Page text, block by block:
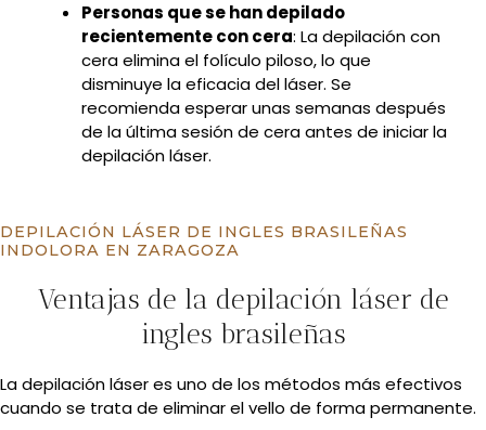
Personas que se han depilado
recientemente con cera: La depilación con
cera elimina el folículo piloso, lo que
disminuye la eficacia del láser. Se
recomienda esperar unas semanas después
de la última sesión de cera antes de iniciar la
depilación láser.
DEPILACIÓN LÁSER DE INGLES BRASILEÑAS
INDOLORA EN ZARAGOZA
Ventajas de la depilación láser de
ingles brasileñas
La depilación láser es uno de los métodos más efectivos
cuando se trata de eliminar el vello de forma permanente.